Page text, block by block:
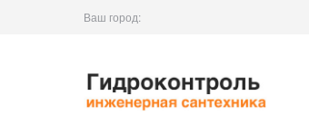
Ваш город: